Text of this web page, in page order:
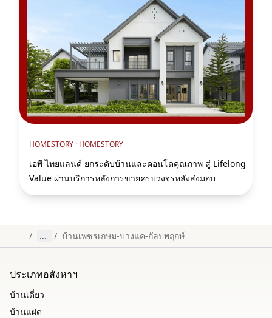
HOMESTORY · HOMESTORY
เอพี ไทยแลนด์ ยกระดับบ้านและคอนโดคุณภาพ สู่ Lifelong
Value ผ่านบริการหลังการขายครบวงจรหลังส่งมอบ
/ ... / บ้านเพชรเกษม-บางแค-กัลปพฤกษ์
ประเภทอสังหาฯ
บ้านเดี่ยว
บ้านแฝด